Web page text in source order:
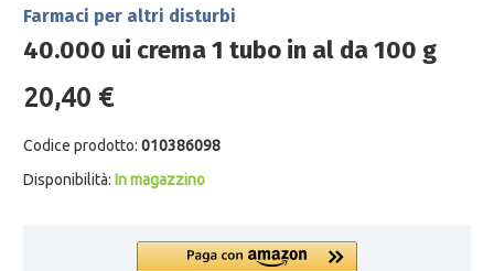
Farmaci per altri disturbi
40.000 ui crema 1 tubo in al da 100 g
20,40 €
Codice prodotto: 010386098
Disponibilità: In magazzino